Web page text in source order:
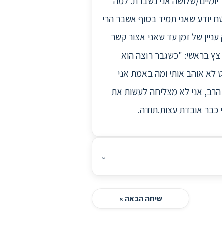
יודע שאני תמיד בסוף אשבר הרי
של זמן עד שאני אצור קשר
בראשי: "כשגבר רוצה הוא
ואומרת לעצמי שהוא פשוט לא אוהב אותי ומה באמת אני
אני לא מצליחה לעשות את
כבר אובדת עצות.תודה.
⌄
שיחה הבאה »